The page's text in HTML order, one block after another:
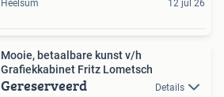
Heelsum 12 jul 26
Mooie, betaalbare kunst v/h
Grafiekkabinet Fritz Lometsch
Gereserveerd Details